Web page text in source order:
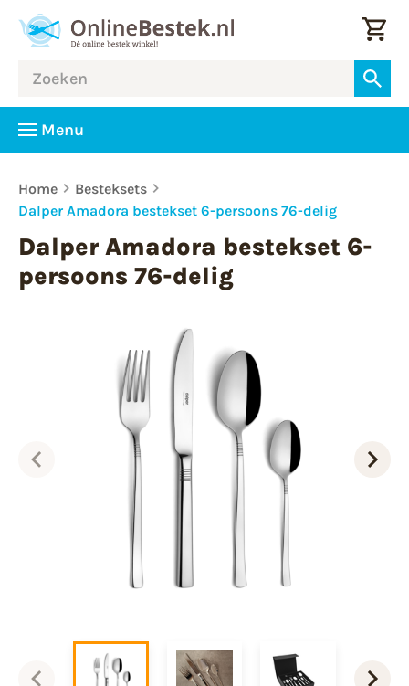
Menu
Home
Besteksets
Dalper Amadora bestekset 6-persoons 76-delig
Dalper Amadora bestekset 6-
persoons 76-delig